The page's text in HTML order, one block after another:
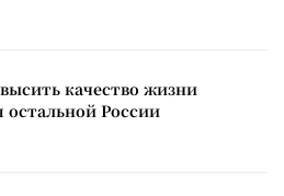
качество жизни
остальной России